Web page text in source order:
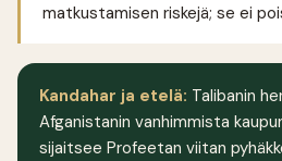
matkustamisen riskejä; se ei
Kandahar ja etelä: Talibanin
Afganistanin vanhimmista
sijaitsee Profeetan viitan